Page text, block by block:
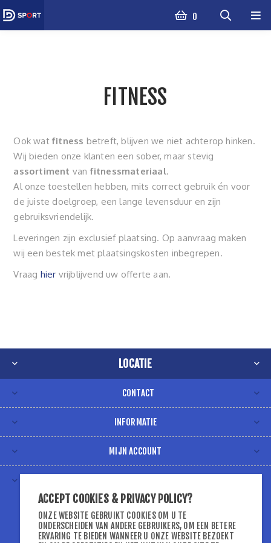
0
FITNESS
Ook watfitness betreft, blijven we niet achterop hinken.
Wij bieden onze klanten een sober, maar stevig
assortiment van fitnessmateriaal.
Al onze toestellen hebben, mits correct gebruik én voor
de juiste doelgroep, een lange levensduur en zijn
gebruiksvriendelijk.
Leveringen zijn exclusief plaatsing. Op aanvraag maken
wij een bestek met plaatsingskosten inbegrepen.
Vraag hier vrijblijvend uw offerte aan.
LOCATIE
CONTACT
INFORMATIE
MIJN ACCOUNT
ACCEPT COOKIES & PRIVACY POLICY?
ONZE WEBSITE GEBRUIKT COOKIES OM U TE
ONDERSCHEIDEN VAN ANDERE GEBRUIKERS, OM EEN BETERE
ERVARING TE BIEDEN WANNEER U ONZE WEBSITE BEZOEKT